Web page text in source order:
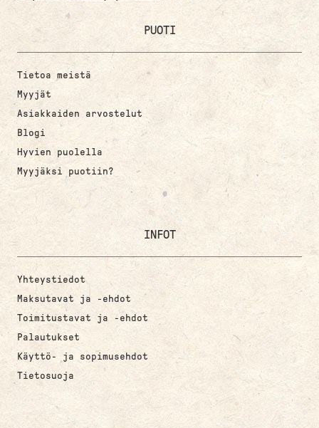
PUOTI
Tietoa meistä
Myyjät
Asiakkaiden arvostelut
Blogi
Hyvien puolella
Myyjäksi puotiin?
INFOT
Yhteystiedot
Maksutavat ja -ehdot
Toimitustavat ja -ehdot
Palautukset
Käyttö- ja sopimusehdot
Tietosuoja